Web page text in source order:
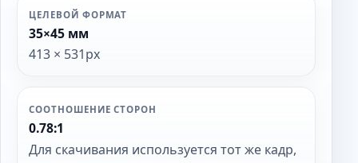
ЦЕЛЕВОЙ ФОРМАТ
35×45 мм
413 × 531px
СООТНОШЕНИЕ СТОРОН
0.78:1
Для скачивания используется тот же кадр,